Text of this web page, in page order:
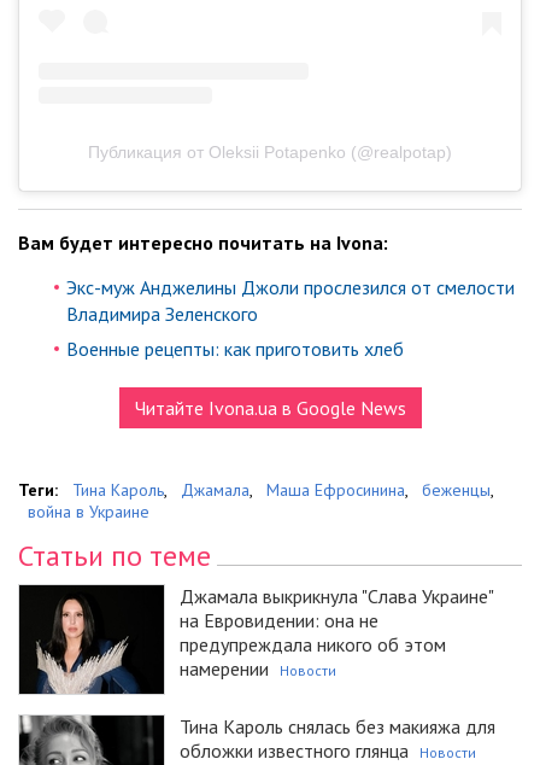
Публикация от Oleksii Potapenko (@realpotap)
Вам будет интересно почитать на Ivona:
Экс-муж Анджелины Джоли прослезился от смелости
Владимира Зеленского
Военные рецепты: как приготовить хлеб
Читайте Ivona.ua в Google News
Теги: Тина Кароль, Джамала, Маша Ефросинина, беженцы,
война в Украине
Статьи по теме
Джамала выкрикнула "Слава Украине"
на Евровидении: она не
предупреждала никого об этом
намерении
Новости
Тина Кароль снялась без макияжа для
обложки известного глянца
Новости